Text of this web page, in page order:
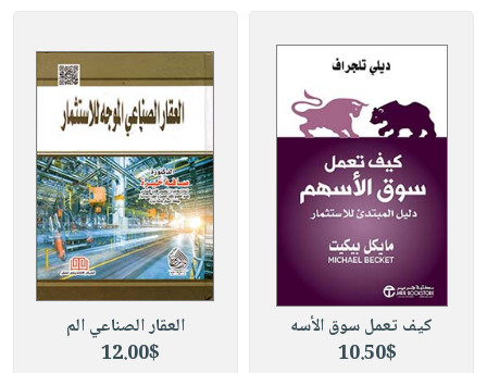
كيف تعمل سوق الأسه
10.50$
العقار الصناعي الم
12.00$